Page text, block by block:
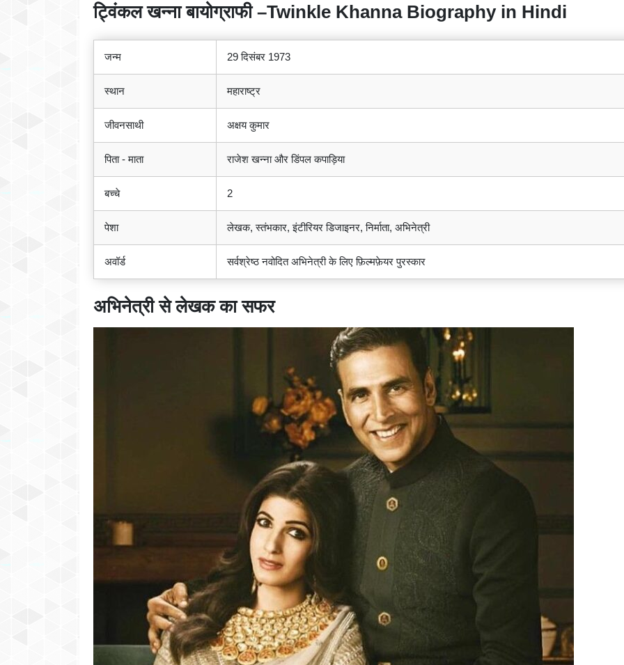
ट्विंकल खन्ना बायोग्राफी –Twinkle Khanna Biography in Hindi
जन्म 29 दिसंबर 1973
स्थान महाराष्ट्र
जीवनसाथी अक्षय कुमार
पिता - माता राजेश खन्ना और डिंपल कपाड़िया
बच्चे 2
पेशा लेखक, स्तंभकार, इंटीरियर डिजाइनर, निर्माता, अभिनेत्री
अवॉर्ड सर्वश्रेष्ठ नवोदित अभिनेत्री के लिए फ़िल्मफ़ेयर पुरस्कार
अभिनेत्री से लेखक का सफर